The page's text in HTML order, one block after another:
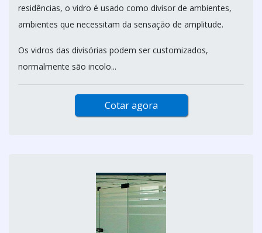
residências, o vidro é usado como divisor de ambientes,
ambientes que necessitam da sensação de amplitude.
Os vidros das divisórias podem ser customizados,
normalmente são incolo...
Cotar agora